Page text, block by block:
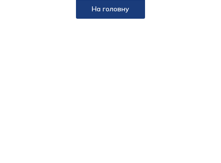
На головну